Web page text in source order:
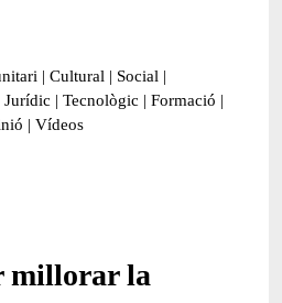
| Cultural | Social |
Jurídic | Tecnològic | Formació |
| Vídeos
millorar la